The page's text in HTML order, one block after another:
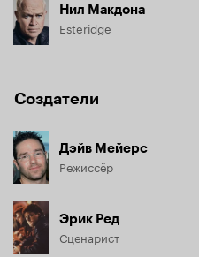
Нил Макдона
Esteridge
Создатели
Дэйв Мейерс
Режиссёр
Эрик Ред
Сценарист